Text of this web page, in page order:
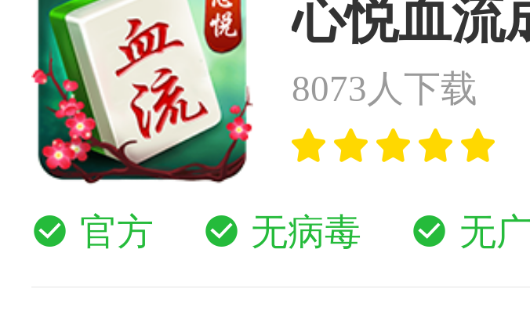
心悦血流
8073人下载
    
官方 无病毒 无